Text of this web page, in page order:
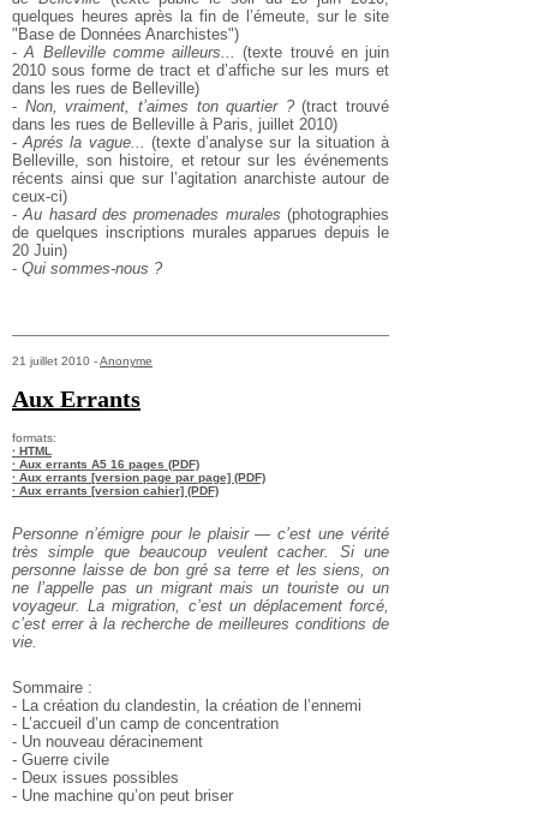
quelques heures après la fin de l’émeute, sur le site
"Base de Données Anarchistes")
-A Belleville comme ailleurs... (texte trouvé en juin
2010 sous forme de tract et d’affiche sur les murs et
dans les rues de Belleville)
- Non, vraiment, t’aimes ton quartier ?(tract trouvé
dans les rues de Belleville à Paris, juillet 2010)
-Aprés la vague... (texte d’analyse sur la situation à
Belleville, son histoire, et retour sur les événements
récents ainsi que sur l’agitation anarchiste autour de
ceux-ci)
-Au hasard des promenades murales (photographies
de quelques inscriptions murales apparues depuis le
20 Juin)
- Qui sommes-nous ?
21 juillet 2010 -Anonyme
Aux Errants
formats:
· HTML
· Aux errants A5 16 pages (PDF)
· Aux errants [version page par page] (PDF)
· Aux errants [version cahier] (PDF)
Personne n’émigre pour le plaisir — c’est une vérité
très simple que beaucoup veulent cacher. Si une
personne laisse de bon gré sa terre et les siens, on
ne l’appelle pas un migrant mais un touriste ou un
voyageur. La migration, c’est un déplacement forcé,
c’est errer à la recherche de meilleures conditions de
vie.
Sommaire :
- La création du clandestin, la création de l’ennemi
- L’accueil d’un camp de concentration
- Un nouveau déracinement
- Guerre civile
- Deux issues possibles
- Une machine qu’on peut briser